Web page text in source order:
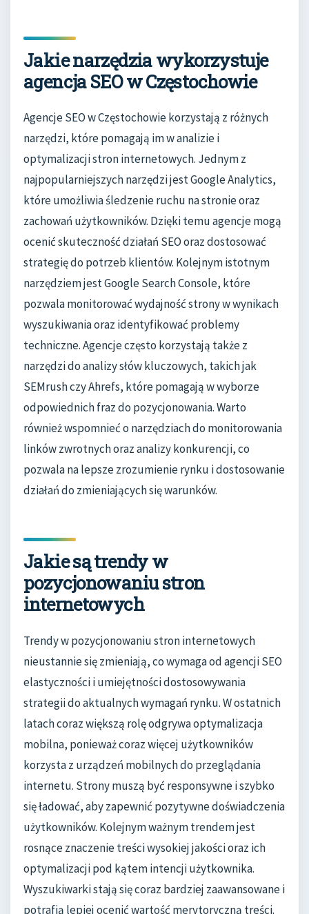
Jakie narzędzia wykorzystuje
agencja SEO w Częstochowie
Agencje SEO w Częstochowie korzystają z różnych
narzędzi, które pomagają im w analizie i
optymalizacji stron internetowych. Jednym z
najpopularniejszych narzędzi jest Google Analytics,
które umożliwia śledzenie ruchu na stronie oraz
zachowań użytkowników. Dzięki temu agencje mogą
ocenić skuteczność działań SEO oraz dostosować
strategię do potrzeb klientów. Kolejnym istotnym
narzędziem jest Google Search Console, które
pozwala monitorować wydajność strony w wynikach
wyszukiwania oraz identyfikować problemy
techniczne. Agencje często korzystają także z
narzędzi do analizy słów kluczowych, takich jak
SEMrush czy Ahrefs, które pomagają w wyborze
odpowiednich fraz do pozycjonowania. Warto
również wspomnieć o narzędziach do monitorowania
linków zwrotnych oraz analizy konkurencji, co
pozwala na lepsze zrozumienie rynku i dostosowanie
działań do zmieniających się warunków.
Jakie są trendy w
pozycjonowaniu stron
internetowych
Trendy w pozycjonowaniu stron internetowych
nieustannie się zmieniają, co wymaga od agencji SEO
elastyczności i umiejętności dostosowywania
strategii do aktualnych wymagań rynku. W ostatnich
latach coraz większą rolę odgrywa optymalizacja
mobilna, ponieważ coraz więcej użytkowników
korzysta z urządzeń mobilnych do przeglądania
internetu. Strony muszą być responsywne i szybko
się ładować, aby zapewnić pozytywne doświadczenia
użytkowników. Kolejnym ważnym trendem jest
rosnące znaczenie treści wysokiej jakości oraz ich
optymalizacji pod kątem intencji użytkownika.
Wyszukiwarki stają się coraz bardziej zaawansowane i
potrafią lepiej ocenić wartość merytoryczną treści.